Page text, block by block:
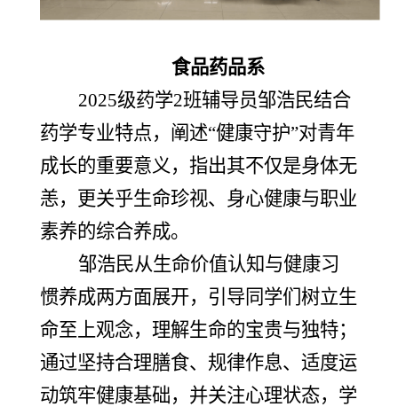
食品药品系
2025级药学2班辅导员邹浩民结合
药学专业特点，阐述“健康守护”对青年
成长的重要意义，指出其不仅是身体无
恙，更关乎生命珍视、身心健康与职业
素养的综合养成。
邹浩民从生命价值认知与健康习
惯养成两方面展开，引导同学们树立生
命至上观念，理解生命的宝贵与独特；
通过坚持合理膳食、规律作息、适度运
动筑牢健康基础，并关注心理状态，学